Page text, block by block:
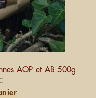
AOP et AB 500g